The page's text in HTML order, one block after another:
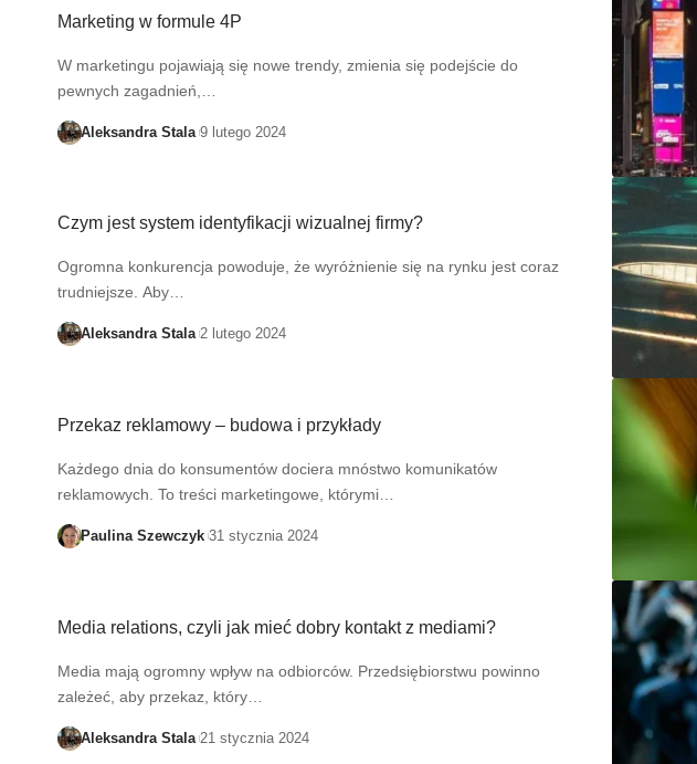
Marketing w formule 4P
W marketingu pojawiają się nowe trendy, zmienia się podejście do
pewnych zagadnień,…
Aleksandra Stala 9 lutego 2024
Czym jest system identyfikacji wizualnej firmy?
Ogromna konkurencja powoduje, że wyróżnienie się na rynku jest coraz
trudniejsze. Aby…
Aleksandra Stala 2 lutego 2024
Przekaz reklamowy – budowa i przykłady
Każdego dnia do konsumentów dociera mnóstwo komunikatów
reklamowych. To treści marketingowe, którymi…
Paulina Szewczyk 31 stycznia 2024
Media relations, czyli jak mieć dobry kontakt z mediami?
Media mają ogromny wpływ na odbiorców. Przedsiębiorstwu powinno
zależeć, aby przekaz, który…
Aleksandra Stala 21 stycznia 2024